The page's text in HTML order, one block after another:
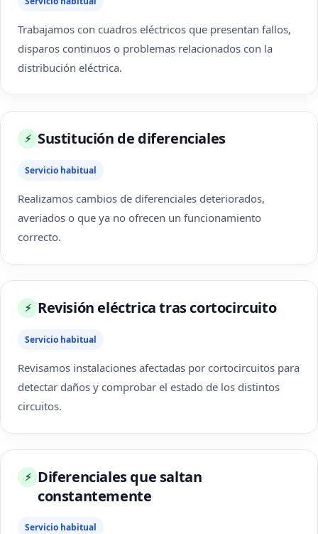
Trabajamos con cuadros eléctricos que presentan fallos,
disparos continuos o problemas relacionados con la
distribución eléctrica.
⚡ Sustitución de diferenciales
Servicio habitual
Realizamos cambios de diferenciales deteriorados,
averiados o que ya no ofrecen un funcionamiento
correcto.
⚡ Revisión eléctrica tras cortocircuito
Servicio habitual
Revisamos instalaciones afectadas por cortocircuitos para
detectar daños y comprobar el estado de los distintos
circuitos.
⚡ Diferenciales que saltan
constantemente
Servicio habitual